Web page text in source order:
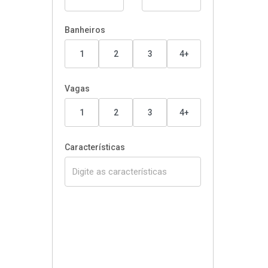
Banheiros
1 2 3 4+
Vagas
1 2 3 4+
Características